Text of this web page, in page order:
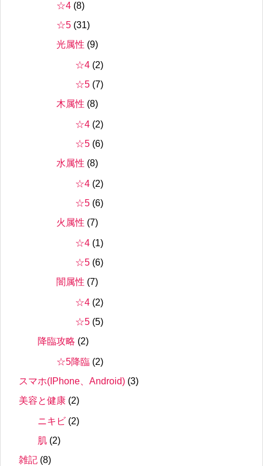
☆4 (8)
☆5 (31)
光属性 (9)
☆4 (2)
☆5 (7)
木属性 (8)
☆4 (2)
☆5 (6)
水属性 (8)
☆4 (2)
☆5 (6)
火属性 (7)
☆4 (1)
☆5 (6)
闇属性 (7)
☆4 (2)
☆5 (5)
降臨攻略 (2)
☆5降臨 (2)
スマホ(IPhone、Android) (3)
美容と健康 (2)
ニキビ (2)
肌 (2)
雑記 (8)